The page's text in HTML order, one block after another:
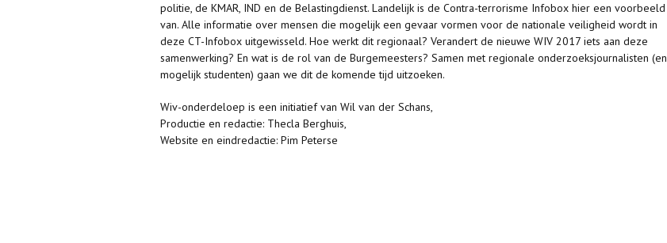
politie, de KMAR, IND en de Belastingdienst. Landelijk is de Contra-terrorisme Infobox hier een voorbeeld
van. Alle informatie over mensen die mogelijk een gevaar vormen voor de nationale veiligheid wordt in
deze CT-Infobox uitgewisseld. Hoe werkt dit regionaal? Verandert de nieuwe WIV 2017 iets aan deze
samenwerking? En wat is de rol van de Burgemeesters? Samen met regionale onderzoeksjournalisten (en
mogelijk studenten) gaan we dit de komende tijd uitzoeken.
Wiv-onderdeloep is een initiatief van Wil van der Schans,
Productie en redactie: Thecla Berghuis,
Website en eindredactie: Pim Peterse